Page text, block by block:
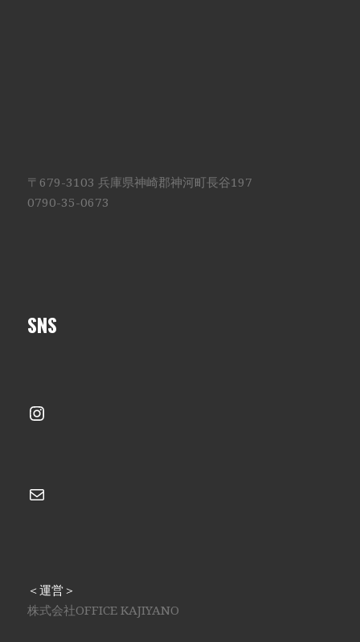
〒679-3103 兵庫県神崎郡神河町長谷197
0790-35-0673
SNS
Instagram
メール
＜運営＞
株式会社OFFICE KAJIYANO